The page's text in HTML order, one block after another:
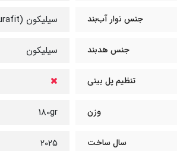
جنس نوار آب‌بند سیلیکون (Durafit)
جنس هدبند سیلیکون
تنظیم پل بینی
وزن 180gr
سال ساخت 2025